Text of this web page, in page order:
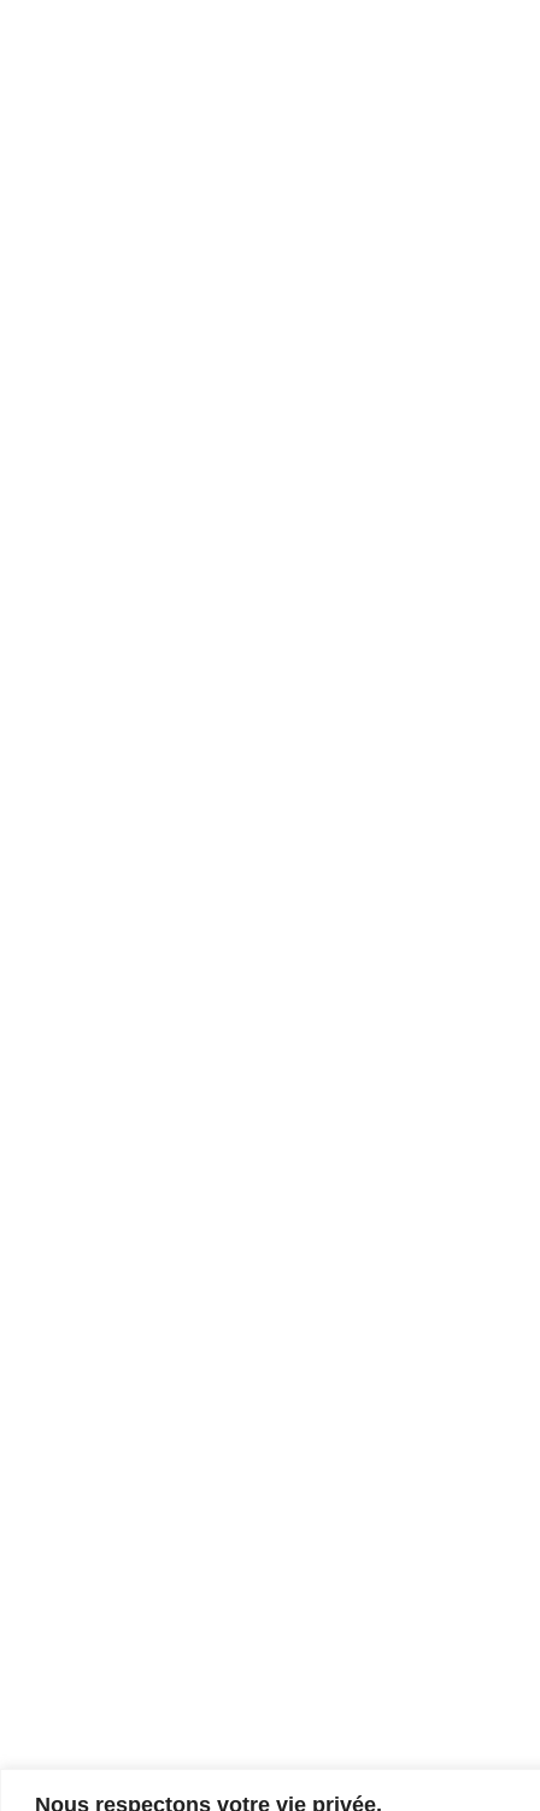
Nous respectons votre vie privée.